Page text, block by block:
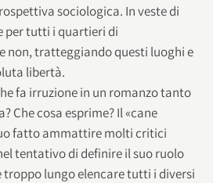
sociologica. In veste di
per tutti i quartieri di
non, tratteggiando questi luoghi e
libertà.
fa irruzione in un romanzo tanto
Che cosa esprime? Il «cane
fatto ammattire molti critici
tentativo di definire il suo ruolo
troppo lungo elencare tutti i diversi